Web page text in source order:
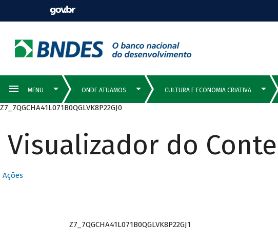
Z7_7QGCHA41L071B0QGLVK8P22GJ0
Visualizador do
Ações
Z7_7QGCHA41L071B0QGLVK8P22GJ1